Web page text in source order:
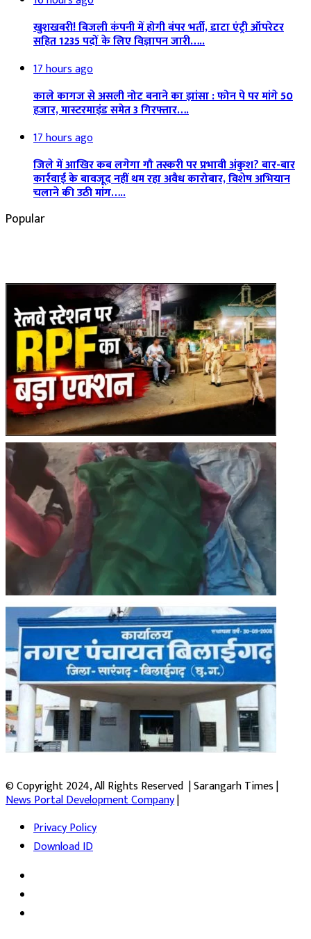
खुशखबरी! बिजली कंपनी में होगी बंपर भर्ती, डाटा एंट्री ऑपरेटर
सहित 1235 पदों के लिए विज्ञापन जारी…..
17 hours ago
काले कागज से असली नोट बनाने का झांसा : फोन पे पर मांगे 50
हजार, मास्टरमाइंड समेत 3 गिरफ्तार….
17 hours ago
जिले में आखिर कब लगेगा गौ तस्करी पर प्रभावी अंकुश? बार-बार
कार्रवाई के बावजूद नहीं थम रहा अवैध कारोबार, विशेष अभियान
चलाने की उठी मांग…..
Popular
© Copyright 2024, All Rights Reserved | Sarangarh Times |
News Portal Development Company|
Privacy Policy
Download ID